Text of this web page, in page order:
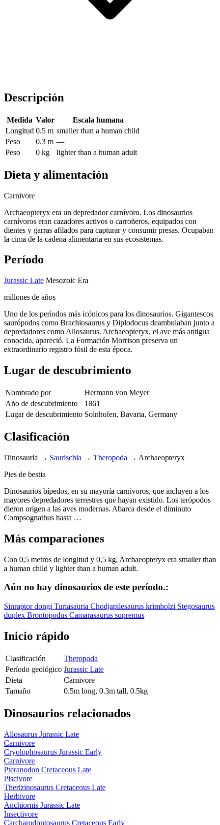
Descripción
Medida Valor
Escala humana
Longitud 0.5 m smaller than a human child
Peso
0.3 m —
Peso
0 kg lighter than a human adult
Dieta y alimentación
Carnivore
Archaeopteryx era un depredador carnívoro. Los dinosaurios
carnívoros eran cazadores activos o carroñeros, equipados con
dientes y garras afilados para capturar y consumir presas. Ocupaban
la cima de la cadena alimentaria en sus ecosistemas.
Período
Jurassic Late Mesozoic Era
millones de años
Uno de los períodos más icónicos para los dinosaurios. Gigantescos
saurópodos como Brachiosaurus y Diplodocus deambulaban junto a
depredadores como Allosaurus. Archaeopteryx, el ave más antigua
conocida, apareció. La Formación Morrison preserva un
extraordinario registro fósil de esta época.
Lugar de descubrimiento
Nombrado por
Hermann von Meyer
Año de descubrimiento
1861
Lugar de descubrimiento Solnhofen, Bavaria, Germany
Clasificación
Dinosauria → Saurischia → Theropoda → Archaeopteryx
Pies de bestia
Dinosaurios bípedos, en su mayoría carnívoros, que incluyen a los
mayores depredadores terrestres que hayan existido. Los terópodos
dieron origen a las aves modernas. Abarca desde el diminuto
Compsognathus hasta …
Más comparaciones
Con 0,5 metros de longitud y 0,5 kg, Archaeopteryx era smaller than
a human child y lighter than a human adult.
Aún no hay dinosaurios de este período.:
Sinraptor dongi Turiasauria Chodjapilesaurus krimholzi Stegosaurus
duplex Brontopodus Camarasaurus supremus
Inicio rápido
Clasificación
Theropoda
Período geológico Jurassic Late
Dieta
Carnivore
Tamaño
0.5m long, 0.3m tall, 0.5kg
Dinosaurios relacionados
Allosaurus Jurassic Late
Carnivore
Cryolophosaurus Jurassic Early
Carnivore
Pteranodon Cretaceous Late
Piscivore
Therizinosaurus Cretaceous Late
Herbivore
Anchiornis Jurassic Late
Insectivore
Carcharodontosaurus Cretaceous Early